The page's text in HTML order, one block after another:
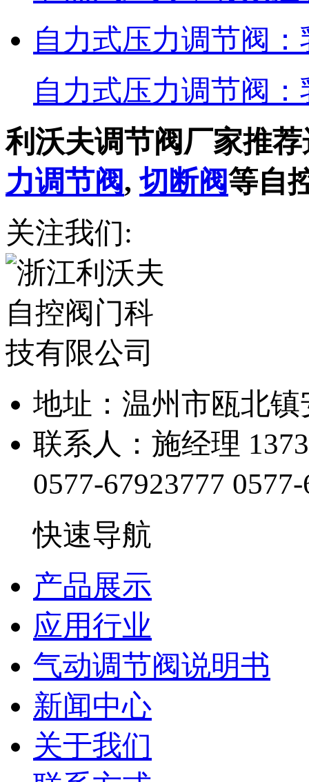
自力式压力调节阀
自力式压力调节阀
利沃夫调节阀厂家推
力调节阀,切断阀等自
关注我们:
地址：温州市瓯北
联系人：施经理
0577-67923777
快速导航
产品展示
应用行业
气动调节阀说明书
新闻中心
关于我们